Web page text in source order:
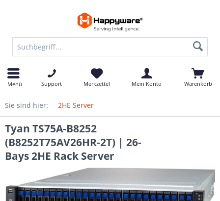
Menü Support Merkzettel Mein Konto Warenkorb
Sie sind hier: 2HE Server
Tyan TS75A-B8252
(B8252T75AV26HR-2T) | 26-
Bays 2HE Rack Server